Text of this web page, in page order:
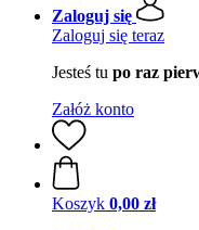
Zaloguj się
Zaloguj się teraz
Jesteś tu po raz
Załóż konto
Koszyk 0,00 zł